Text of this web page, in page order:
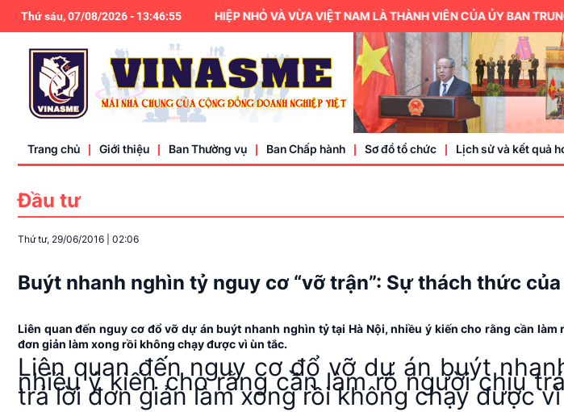
Thứ sáu, 07/08/2026- 13:46:55
HIỆP HỘI DOANH NGHIỆP NHỎ VÀ VỪA VIỆT NAM LÀ THÀNH VIÊN CỦA ỦY BAN TRUNG
Trang chủ Giới thiệu
Điều lệ
Liên hệ
Ban Thường vụ Ban Chấp hành Sơ đồ tổ chức Lịch sử và kết quả
Đầu tư
Thứ tư, 29/06/2016 02:06
Buýt nhanh nghìn tỷ nguy cơ “vỡ trận”: Sự thách thức
Liên quan đến nguy cơ đổ vỡ dự án buýt nhanh nghìn tỷ tại Hà Nội, nhiều ý kiến cho rằng cần
đơn giản làm xong rồi không chạy được vì ùn tắc.
Liên quan đến nguy cơ đổ vỡ dự án buýt
nhiều ý kiến cho rằng cần làm rõ người chịu
trả lời đơn giản làm xong rồi không chạy được